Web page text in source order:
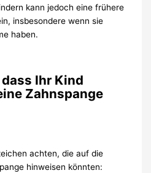
kann jedoch eine frühere
insbesondere wenn sie
haben.
Ihr Kind
Zahnspange
achten, die auf die
hinweisen könnten: